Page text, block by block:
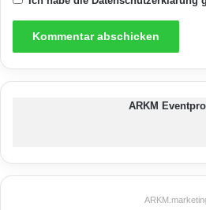
Realistische
darin, die eigenen
ARKM